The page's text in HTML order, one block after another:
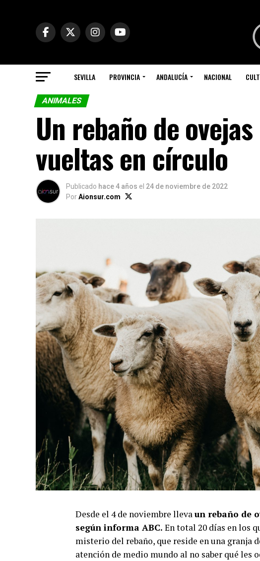
SEVILLA PROVINCIA ANDALUCÍA NACIONAL
ANIMALES
Un rebaño de
vueltas en círculo
Publicado hace 4 años el 24 de noviembre de 2022
PorAionsur.com
Desde el 4 de noviembre llevaun rebaño de
según informa ABC. En total 20 días en los
misterio del rebaño, que reside en una granja
atención de medio mundo al no saber qué les